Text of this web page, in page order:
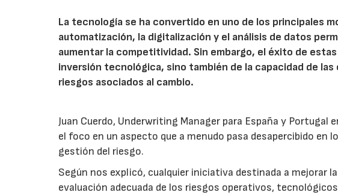
La tecnología se ha convertido en uno de los principales
automatización, la digitalización y el análisis de datos
aumentar la competitividad. Sin embargo, el éxito de
inversión tecnológica, sino también de la capacidad de
riesgos asociados al cambio.
Juan Cuerdo, Underwriting Manager para España y Portugal
el foco en un aspecto que a menudo pasa desapercibido
gestión del riesgo.
Según nos explicó, cualquier iniciativa destinada a mejorar
evaluación adecuada de los riesgos operativos,